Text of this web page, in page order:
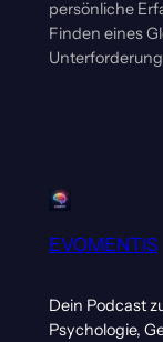
persönliche
Finden eines
EVOMENTIS
Dein Podcast
Psychologie,